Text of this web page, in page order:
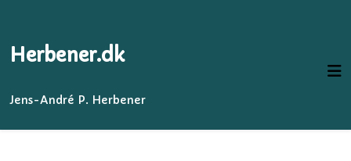
Herbener.dk
Jens-André P. Herbener